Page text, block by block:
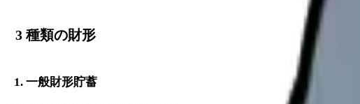
3 種類の財形
1. 一般財形貯蓄